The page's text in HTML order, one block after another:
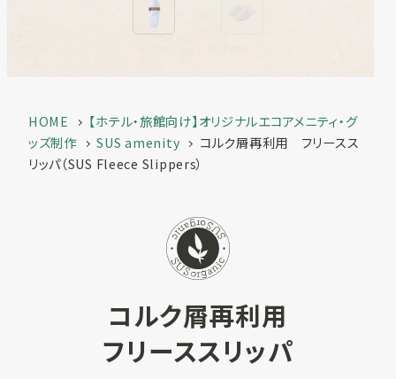
品一覧
お知らせ
ECサイト
カタログ
お問い合わせ
SUSPRO運営会社
HOME
【ホテル・旅館向け】オリジナルエコアメニティ・グ
ッズ制作
SUS amenity
コルク屑再利用 フリースス
リッパ（SUS Fleece Slippers）
コルク屑再利用
フリーススリッパ